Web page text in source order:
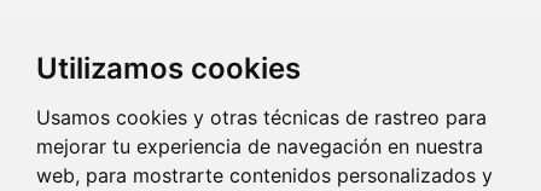
Utilizamos cookies
Usamos cookies y otras técnicas de rastreo para
mejorar tu experiencia de navegación en nuestra
web, para mostrarte contenidos personalizados y
Lo tenemos
Imaginación Regala ilusión
Envío